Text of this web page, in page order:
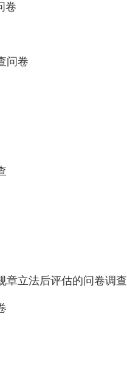
卷
问卷
章立法后评估的问卷调查